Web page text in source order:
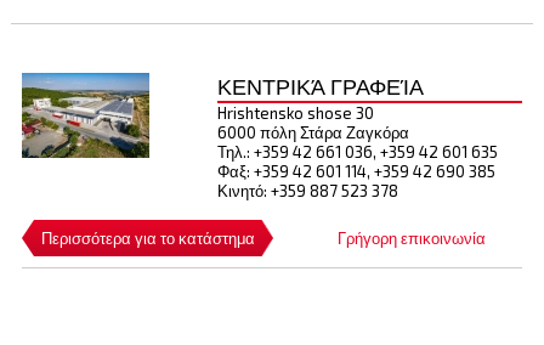
Περισσότερα για το κατάστημα Γρήγορη επικοινωνία
ΚΕΝΤΡΙΚΆ ΓΡΑΦΕΊΑ
Hrishtensko shose 30
6000 πόλη Στάρα Ζαγκόρα
Τηλ.: +359 42 661 036, +359 42 601 635
Φαξ: +359 42 601 114, +359 42 690 385
Κινητό: +359 887 523 378